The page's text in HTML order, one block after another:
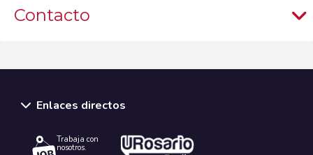
Contacto
Enlaces directos
Trabaja con
nosotros.